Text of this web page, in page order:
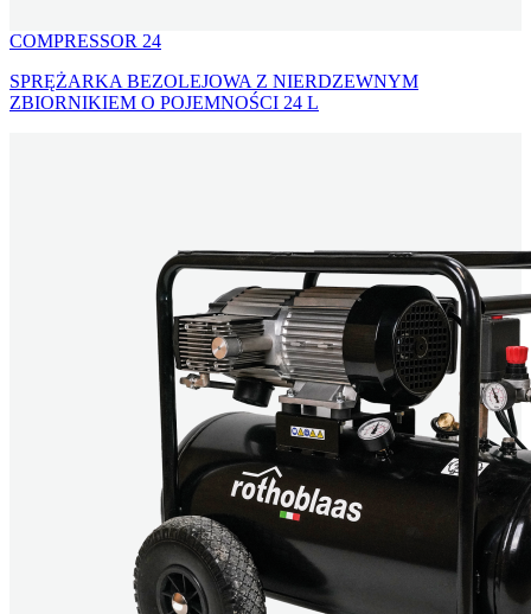
COMPRESSOR 24
SPRĘŻARKA BEZOLEJOWA Z NIERDZEWNYM
ZBIORNIKIEM O POJEMNOŚCI 24 L